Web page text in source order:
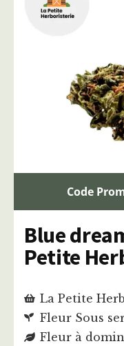
Code
Blue
Petite
La Petite
Fleur Sous
Fleur à